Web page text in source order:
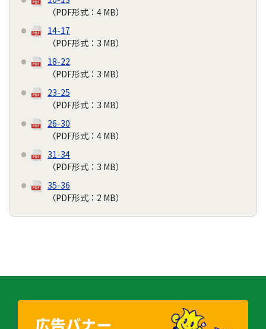
（PDF形式：4 MB）
14-17
（PDF形式：3 MB）
18-22
（PDF形式：3 MB）
23-25
（PDF形式：3 MB）
26-30
（PDF形式：4 MB）
31-34
（PDF形式：3 MB）
35-36
（PDF形式：2 MB）